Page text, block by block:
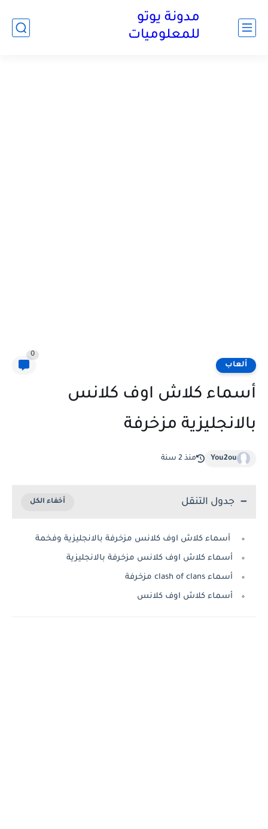
مدونة يوتو
للمعلوميات
ألعاب
0
أسماء كلاش اوف كلانس
بالانجليزية مزخرفة
You2ou منذ 2 سنة
جدول التنقل
أسماء كلاش اوف كلانس مزخرفة بالانجليزية وفخمة
أسماء كلاش اوف كلانس مزخرفة بالانجليزية
أسماء clash of clans مزخرفة
أسماء كلاش اوف كلانس